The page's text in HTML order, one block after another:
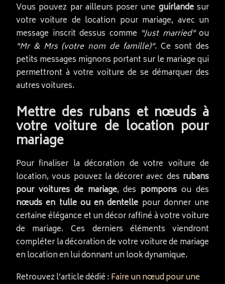
Vous pouvez par ailleurs poser une guirlandesur
votre voiture de location pour mariage, avec un
message inscrit dessus comme “Just married”ou
“Mr & Mrs (votre nom de famille)”. Ce sont des
petits messages mignons portant sur le mariage qui
permettront à votre voiture de se démarquer des
autres voitures.
Mettre des rubans et nœuds à
votre voiture de location pour
mariage
Pour finaliser la décoration de votre voiture de
location, vous pouvez la décorer avec des rubans
pour voitures de mariage, des pompons ou des
nœuds en tulle ou en dentelle pour donner une
certaine élégance et un décor raffiné à votre voiture
de mariage. Ces derniers éléments viendront
compléter la décoration de votre voiture de mariage
en location en lui donnant un look dynamique.
Retrouvez l’article dédié :Faire un nœud pour une